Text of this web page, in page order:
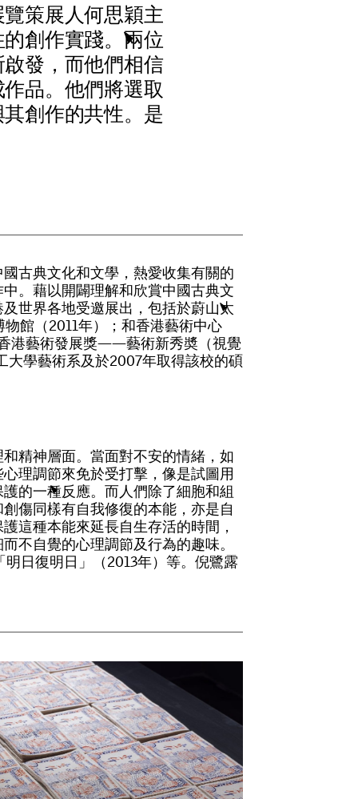
覽策展人何思穎主
的創作實踐。 兩位
啟發 ， 而他們相信
作品。 他們將選取
其創作的共性。 是
國古典文化和文學 ， 熱愛收集有關的
中。 藉以開闢理解和欣賞中國古典文
及世界各地受邀展出 ， 包括於蔚山太
物館（2011年） ； 和香港藝術中心
港藝術發展獎——藝術新秀奬 （視覺
大學藝術系及於2007年取得該校的碩
和精神層面。 當面對不安的情緒， 如
心理調節來免於受打擊， 像是試圖用
護的一種反 應。 而人們除了細胞和組
創傷同樣有自我修復的本能， 亦是自
護這種本能來延長自生存活的時間 ，
而不自覺的心理調節及行為的趣味。
明日復明日 」 （2013年） 等。 倪鷺露